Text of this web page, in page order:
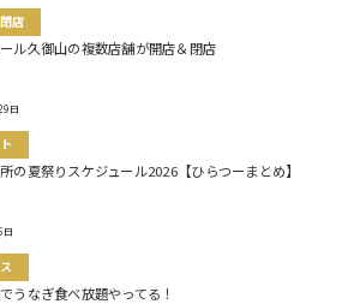
店
ル久御山の複数店舗が開店＆閉店
日
の夏祭りスケジュール2026【ひらつーまとめ】
うなぎ食べ放題やってる！